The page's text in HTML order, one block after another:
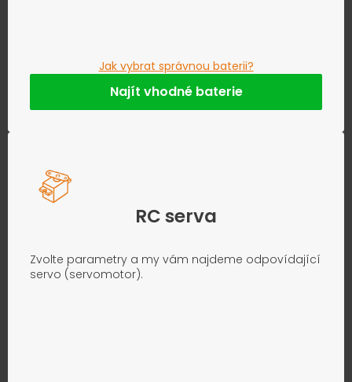
Jak vybrat správnou baterii?
Najít vhodné baterie
RC serva
Zvolte parametry a my vám najdeme odpovídající
servo (servomotor).